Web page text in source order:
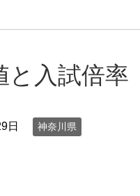
と入試倍率
日 神奈川県